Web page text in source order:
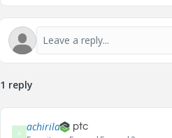
1 reply
A achirila